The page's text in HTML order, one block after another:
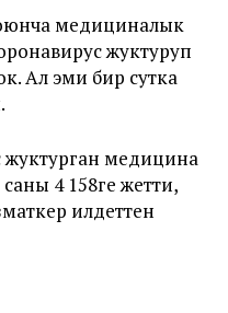
медициналык
жуктуруп
Ал эми бир сутка
медицина
4 158ге жетти,
илдеттен